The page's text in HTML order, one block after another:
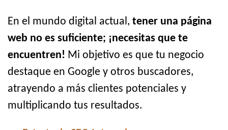
En el mundo digital actual, tener una página
web no es suficiente; ¡necesitas que te
encuentren! Mi objetivo es que tu negocio
destaque en Google y otros buscadores,
atrayendo a más clientes potenciales y
multiplicando tus resultados.